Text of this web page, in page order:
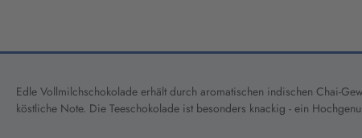
Edle Vollmilchschokolade erhält durch aromatischen indischen Chai-
köstliche Note. Die Teeschokolade ist besonders knackig - ein